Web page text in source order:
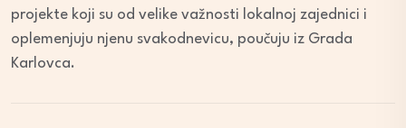
projekte koji su od velike važnosti lokalnoj zajednici i
oplemenjuju njenu svakodnevicu, poučuju iz Grada
Karlovca.